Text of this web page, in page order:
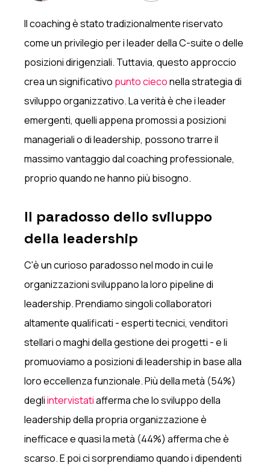
Il coaching è stato tradizionalmente riservato
come un privilegio per i leader della C-suite o delle
posizioni dirigenziali. Tuttavia, questo approccio
crea un significativo punto cieconella strategia di
sviluppo organizzativo. La verità è che i leader
emergenti, quelli appena promossi a posizioni
manageriali o di leadership, possono trarre il
massimo vantaggio dal coaching professionale,
proprio quando ne hanno più bisogno.
Il paradosso dello sviluppo
della leadership
C'è un curioso paradosso nel modo in cui le
organizzazioni sviluppano la loro pipeline di
leadership. Prendiamo singoli collaboratori
altamente qualificati - esperti tecnici, venditori
stellari o maghi della gestione dei progetti - e li
promuoviamo a posizioni di leadership in base alla
loro eccellenza funzionale. Più della metà (54%)
degliintervistatiafferma che lo sviluppo della
leadership della propria organizzazione è
inefficace e quasi la metà (44%) afferma che è
scarso. E poi ci sorprendiamo quando i dipendenti